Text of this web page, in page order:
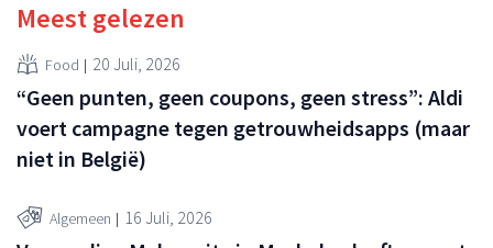
Meest gelezen
Food 20 Juli, 2026
“Geen punten, geen coupons, geen stress”: Aldi
voert campagne tegen getrouwheidsapps (maar
niet in België)
Algemeen 16 Juli, 2026